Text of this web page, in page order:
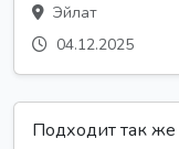
Эйлат
04.12.2025
Подходит так